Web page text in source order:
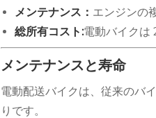
メンテナンス： エンジンの
総所有コスト:電動バイクは
メンテナンスと寿命
電動配送バイクは、従来のバ
りです。